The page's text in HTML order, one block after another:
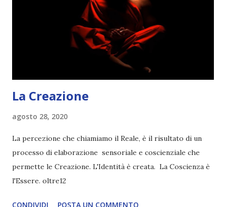
La Creazione
agosto 28, 2020
La percezione che chiamiamo il Reale, è il risultato di un
processo di elaborazione sensoriale e coscienziale che
permette le Creazione. L'Identità è creata. La Coscienza è
l'Essere. oltre12
CONDIVIDI POSTA UN COMMENTO